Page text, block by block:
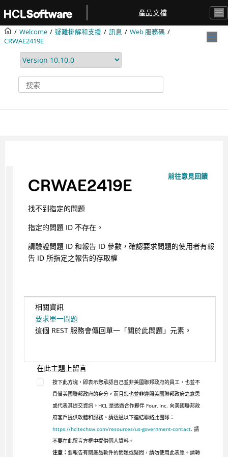
產品文檔
Welcome 疑難排解和支援 訊息
Web 服務碼
CRWAE2419E
前往意見回饋
CRWAE2419E
找不到指定的問題
指定的問題 ID 不存在。
請驗證問題 ID 和報告 ID 參數，確認要求問題的使用者有報
告 ID 所指定之報告的存取權
相關資訊
要求單一問題
這個 REST 服務會傳回單一「關於此問題」元素。
在此主題上留言
按下此方塊，即表示您承認自己並非美國聯邦政府的員工，也並不
具備美國聯邦政府的身分，而且您也並非遵照美國聯邦政府之意思
或代表其提交資訊。HCL 是透過合作夥伴 Four, Inc. 向美國聯邦政
府客戶提供軟體和服務。請透過以下連結聯絡此團隊：
https://hcltechsw.com/resources/us-government-contact. 請
不要在此留言方框中提供個人資料。
注意： 要報告有關產品軟件的問題或疑問，請勿使用此表單。請轉